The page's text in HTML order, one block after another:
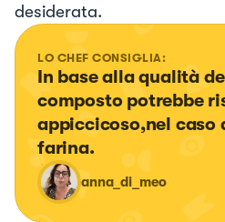
desiderata.
LO CHEF CONSIGLIA:
In base alla qualità
composto potrebbe
appiccicoso,nel caso
farina.
anna_di_meo